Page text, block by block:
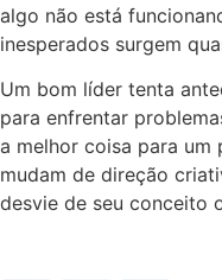
algo não está
inesperados surgem
Um bom líder tenta
para enfrentar
a melhor coisa para
mudam de direção
desvie de seu conceito